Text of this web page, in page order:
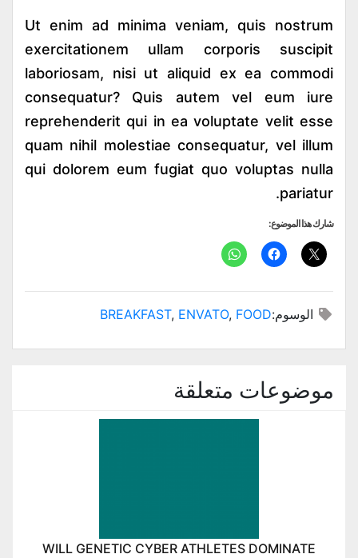
Ut enim ad minima veniam, quis nostrum
exercitationem ullam corporis suscipit
laboriosam, nisi ut aliquid ex ea commodi
consequatur? Quis autem vel eum iure
reprehenderit qui in ea voluptate velit esse
quam nihil molestiae consequatur, vel illum
qui dolorem eum fugiat quo voluptas nulla
pariatur.
شارك هذا الموضوع:
الوسوم: BREAKFAST, ENVATO, FOOD
موضوعات متعلقة
WILL GENETIC CYBER ATHLETES DOMINATE